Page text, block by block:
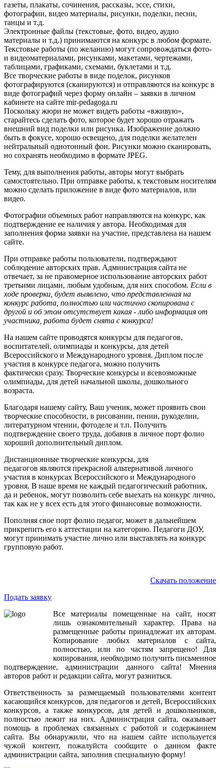
газеты, плакаты, сочинения, рассказы, эссе, стихи,
фотографии, видео материалы, рисунки, поделки, песни,
танцы и т.д.
Электронные файлы (текстовые, фото, видео, аудио
материалы и т.д.) принимаются на конкурс в любом формате.
Текстовые работы (по желанию) могут сопровождаться фото-
и видеоматериалами, рисунками, макетами, чертежами,
таблицами, графиками, схемами, буклетами и т.д.
Все творческие работы в виде поделок, рисунков
фотографируются (сканируются) и отправляются на конкурс в
виде фотографий через форму онлайн – заявки в личном
кабинете на сайте mir-pedagoga.ru
Поскольку жюри не может видеть работы «вживую»,
старайтесь сделать фото, которое будет хорошо отражать
внешний вид поделки или рисунка. Изображение должно
быть в фокусе, хорошо освещено, для поделки желателен
нейтральный однотонный фон. Рисунки можно сканировать,
но сохранять необходимо в формате JPEG.
Тему, для выполнения работы, авторы могут выбрать
самостоятельно. При отправке работы, к текстовым носителям
можно сделать приложение в виде фото материалов, или
видео.
Фотографии объемных работ направляются на конкурс, как
подтверждение ее наличия у автора. Необходимая для
заполнения форма заявки на участие, представлена на нашем
сайте.
При отправке работы пользователи, подтверждают
соблюдение авторских прав. Администрация сайта не
отвечает, за не правомерное использование авторских работ
третьими лицами, любым удобным, для них способом. Если в
ходе проверки, будет выявлено, что представленная на
конкурс работа, полностью или частично скопирована с
другой и об этом отсутствует какая - либо информация от
участника, работа будет снята с конкурса!
На нашем сайте проводятся конкурсы для педагогов,
воспитателей, олимпиады и конкурсы, для детей
Всероссийского и Международного уровня. Диплом после
участия в конкурсе педагога, можно получить
фактически сразу. Творческие конкурсы и всевозможные
олимпиады, для детей начальной школы, дошкольного
возраста.
Благодаря нашему сайту, Ваш ученик, может проявить свои
творческие способности, в рисовании, пении, рукоделии,
литературном чтении, фотоделе и т.п. Получить
подтверждение своего труда, добавив в личное порт фолио
хороший дополнительный диплом.
Дистанционные творческие конкурсы, для
педагогов являются прекрасной альтернативой личного
участия в конкурсах Всероссийского и Международного
уровня. В наше время не каждый педагогический работник,
да и ребенок, могут позволить себе выехать на конкурс лично,
так как не у всех есть для этого финансовые возможности.
Пополняя свое порт фолио педагог, может в дальнейшем
прикрепить его к аттестации на категорию. Педагоги ДОУ,
могут принимать участие лично или выставлять на конкурс
групповую работ.
Скачать положение
Подать заявку
Все
материалы помещенные на сайт,носят
лишь
ознакомительный характер. Права
на
размещенные работы принадлежат их авторам.
Копирование
любых материалов с сайта,
полностью, или по частям запрещено! Для
копирования, необходимо получить письменное
подтверждение,администрации данного сайта! Мнения
авторов работ и редакции сайта, могут разниться.
Ответственность
за размещаемый пользователями
контент
касающийся конкурсов, для педагогов и детей, Всероссийских
конкурсов, а также конкурсов, для детей и дошкольников,
полностью лежит на них. Администрация сайта, оказывает
помощь в проблемах связанных с работой и содержанием
сайта. Вы обнаружили, что на нашем сайте используется
чужой
контент, пожалуйста сообщите о данном
факте
администрации сайта, заполнив специальную форму!